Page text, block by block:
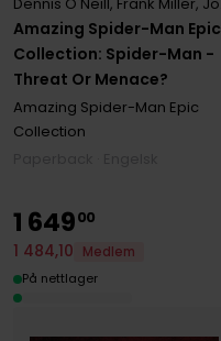
Amazing Spider-Man Epic
Collection: Spider-Man -
Threat Or Menace?
Amazing Spider-Man Epic
Collection
1 64900
1 484,10
Medlem
På nettlager